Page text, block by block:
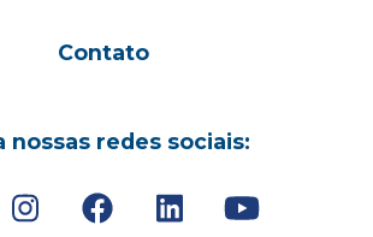
Contato
nossas redes sociais: